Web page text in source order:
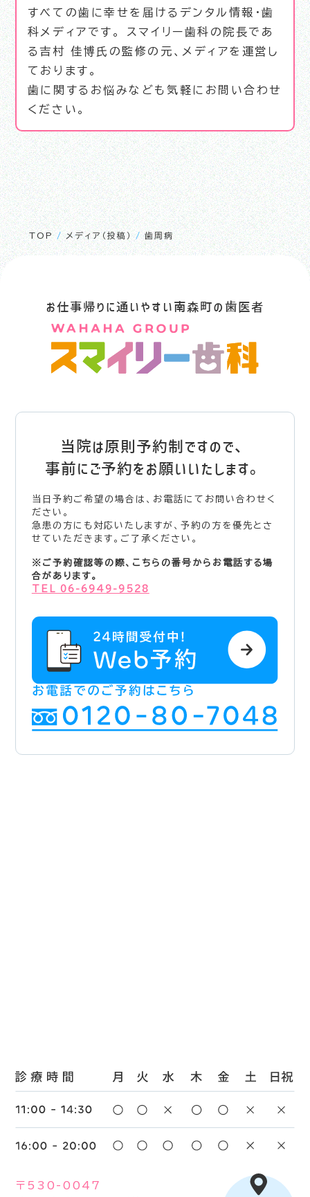
すべての歯に幸せを届けるデンタル情報・歯
科メディアです。 スマイリー歯科の院長であ
る吉村 佳博氏の監修の元、メディアを運営し
ております。
歯に関するお悩みなども気軽にお問い合わせ
ください。
TOP / メディア（投稿） / 歯周病
お仕事帰りに通いやすい南森町の歯医者
当院は原則予約制ですので、
事前にご予約をお願いいたします。
当日予約ご希望の場合は、お電話にてお問い合わせく
ださい。
急患の方にも対応いたしますが、予約の方を優先とさ
せていただきます。ご了承ください。
※ご予約確認等の際、こちらの番号からお電話する場
合があります。
TEL 06-6949-9528
〒530-0047